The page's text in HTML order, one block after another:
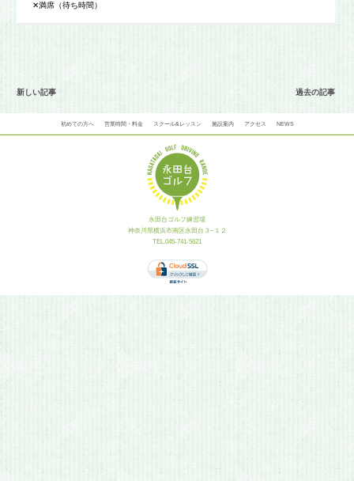
✕満席（待ち時間）
新しい記事 過去の記事
初めての方へ 営業時間・料金 スクール&レッスン 施設案内 アクセス NEWS
永田台ゴルフ練習場
神奈川県横浜市南区永田台３−１２
TEL.045-741-5621